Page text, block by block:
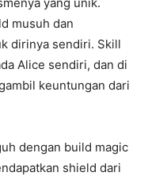
musuh dan
dirinya sendiri. Skill
Alice sendiri, dan di
keuntungan dari
dengan build magic
shield dari